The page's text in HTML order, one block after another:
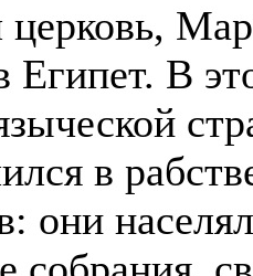
Египет. В
в
они